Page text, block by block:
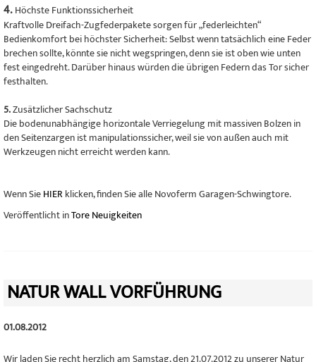
4. Höchste Funktionssicherheit
Kraftvolle Dreifach-Zugfederpakete sorgen für „federleichten“
Bedienkomfort bei höchster Sicherheit: Selbst wenn tatsächlich eine Feder
brechen sollte, könnte sie nicht wegspringen, denn sie ist oben wie unten
fest eingedreht. Darüber hinaus würden die übrigen Federn das Tor sicher
festhalten.
5.Zusätzlicher Sachschutz
Die bodenunabhängige horizontale Verriegelung mit massiven Bolzen in
den Seitenzargen ist manipulationssicher, weil sie von außen auch mit
Werkzeugen nicht erreicht werden kann.
Wenn SieHIER klicken, finden Sie alle Novoferm Garagen-Schwingtore.
Veröffentlicht inTore Neuigkeiten
NATUR WALL VORFÜHRUNG
01.08.2012